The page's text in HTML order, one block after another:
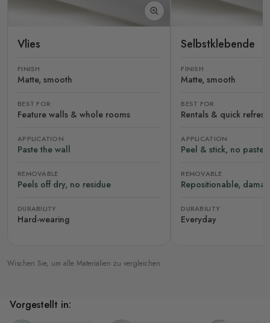
Vlies
FINISH
Matte, smooth
BEST FOR
Feature walls & whole rooms
APPLICATION
Paste the wall
REMOVABLE
Peels off dry, no residue
DURABILITY
Hard-wearing
Selbstklebende
FINISH
Matte, smooth
BEST FOR
Rentals & quick
APPLICATION
Peel & stick, no paste
REMOVABLE
Repositionable,
DURABILITY
Everyday
Wischen Sie, um alle Materialien zu vergleichen
Vorgestellt in: